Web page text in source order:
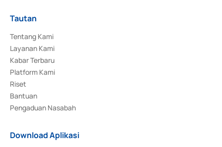
Tautan
Tentang Kami
Layanan Kami
Kabar Terbaru
Platform Kami
Riset
Bantuan
Pengaduan Nasabah
Download Aplikasi